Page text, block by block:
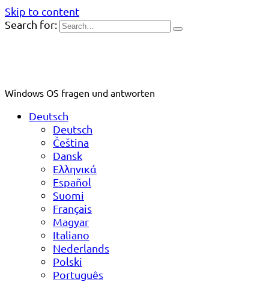
Skip to content
Search for:
Windows OS fragen und antworten
Deutsch
Deutsch
Čeština
Dansk
Ελληνικά
Español
Suomi
Français
Magyar
Italiano
Nederlands
Polski
Português